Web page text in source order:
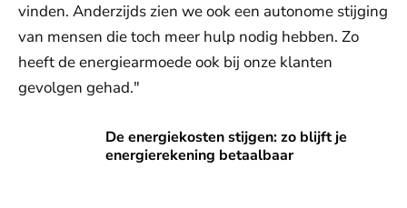
vinden. Anderzijds zien we ook een autonome stijging
van mensen die toch meer hulp nodig hebben. Zo
heeft de energiearmoede ook bij onze klanten
gevolgen gehad."
De energiekosten stijgen: zo blijft je
energierekening betaalbaar
De energiekosten stijgen: zo blijft je energierekening